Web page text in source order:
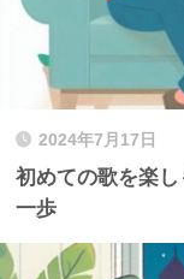
2024年7月17日
初めての歌を楽
一歩